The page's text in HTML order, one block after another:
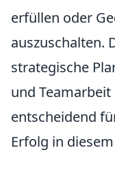
erfüllen oder
auszuschalten.
strategische
und Teamarbeit
entscheidend
Erfolg in